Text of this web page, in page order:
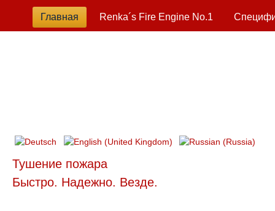
Главная Renka´s Fire Engine No.1
Тушение пожара
Быстро. Надежно. Везде.